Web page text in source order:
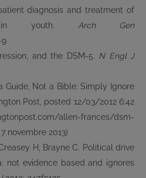
diagnosis and treatment of
in youth. Arch Gen
9
and the DSM-5. N Engl J
Guide, Not a Bible: Simply Ignore
Post, posted 12/03/2012 6:42
allen-frances/dsm-
novembre 2013)
H, Brayne C. Political drive
not evidence based and ignores